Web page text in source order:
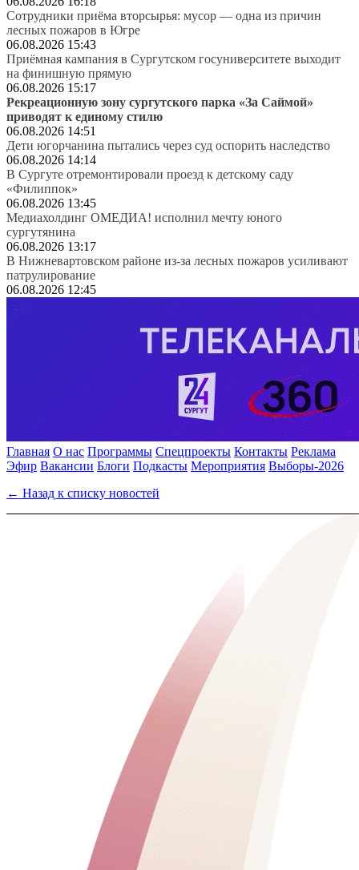
Сотрудники приёма вторсырья: мусор — одна из причин
лесных пожаров в Югре
06.08.2026 15:43
Приёмная кампания в Сургутском госуниверситете выходит
на финишную прямую
06.08.2026 15:17
Рекреационную зону сургутского парка «За Саймой»
приводят к единому стилю
06.08.2026 14:51
Дети югорчанина пытались через суд оспорить наследство
06.08.2026 14:14
В Сургуте отремонтировали проезд к детскому саду
«Филиппок»
06.08.2026 13:45
Медиахолдинг ОМЕДИА! исполнил мечту юного
сургутянина
06.08.2026 13:17
В Нижневартовском районе из-за лесных пожаров усиливают
патрулирование
06.08.2026 12:45
Главная О нас Программы Спецпроекты Контакты Реклама
Эфир Вакансии Блоги Подкасты Мероприятия Выборы-2026
← Назад к списку новостей